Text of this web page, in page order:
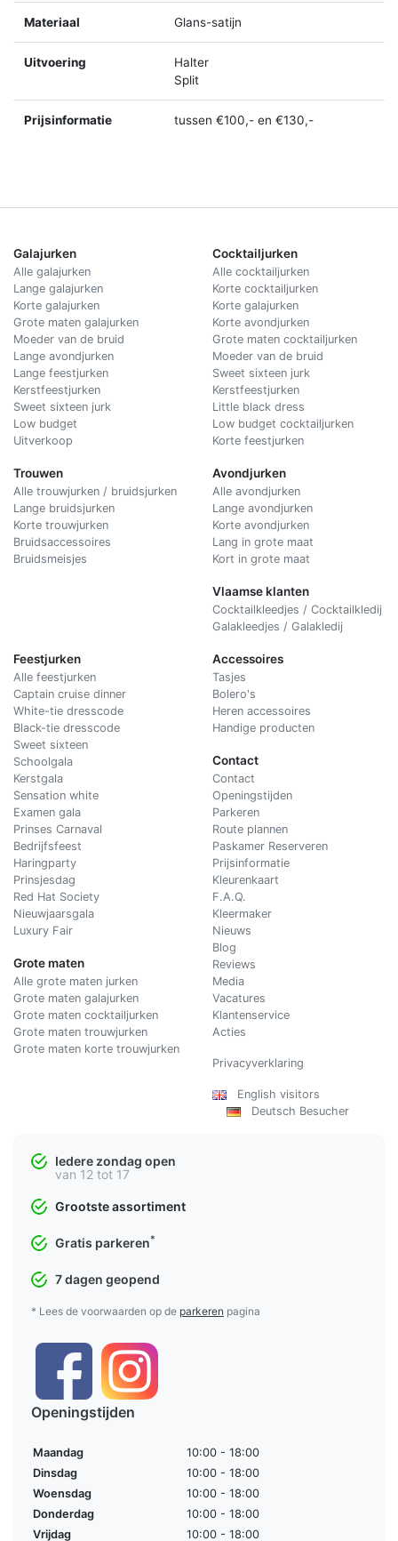
Materiaal Glans-satijn
Uitvoering
Halter
Split
Prijsinformatie tussen €100,- en €130,-
Galajurken
Alle galajurken
Lange galajurken
Korte galajurken
Grote maten galajurken
Moeder van de bruid
Lange avondjurken
Lange feestjurken
Kerstfeestjurken
Sweet sixteen jurk
Low budget
Uitverkoop
Trouwen
Alle trouwjurken / bruidsjurken
Lange bruidsjurken
Korte trouwjurken
Bruidsaccessoires
Bruidsmeisjes
Cocktailjurken
Alle cocktailjurken
Korte cocktailjurken
Korte galajurken
Korte avondjurken
Grote maten cocktailjurken
Moeder van de bruid
Sweet sixteen jurk
Kerstfeestjurken
Little black dress
Low budget cocktailjurken
Korte feestjurken
Avondjurken
Alle avondjurken
Lange avondjurken
Korte avondjurken
Lang in grote maat
Kort in grote maat
Vlaamse klanten
Cocktailkleedjes / Cocktailkledij
Galakleedjes / Galakledij
Feestjurken
Alle feestjurken
Captain cruise dinner
White-tie dresscode
Black-tie dresscode
Sweet sixteen
Schoolgala
Kerstgala
Sensation white
Examen gala
Prinses Carnaval
Bedrijfsfeest
Haringparty
Prinsjesdag
Red Hat Society
Nieuwjaarsgala
Luxury Fair
Grote maten
Alle grote maten jurken
Grote maten galajurken
Grote maten cocktailjurken
Grote maten trouwjurken
Grote maten korte trouwjurken
Accessoires
Tasjes
Bolero's
Heren accessoires
Handige producten
Contact
Contact
Openingstijden
Parkeren
Route plannen
Paskamer Reserveren
Prijsinformatie
Kleurenkaart
F.A.Q.
Kleermaker
Nieuws
Blog
Reviews
Media
Vacatures
Klantenservice
Acties
Privacyverklaring
English visitors
Deutsch Besucher
Iedere zondag open
van 12 tot 17
Grootste assortiment
Gratis parkeren*
7 dagen geopend
* Lees de voorwaarden op de parkeren pagina
Openingstijden
Maandag
10:00 - 18:00
Dinsdag
10:00 - 18:00
Woensdag
10:00 - 18:00
Donderdag
10:00 - 18:00
Vrijdag
10:00 - 18:00